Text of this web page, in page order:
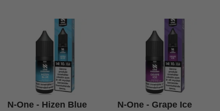
N-One - Hizen Blue
N-One - Grape Ice